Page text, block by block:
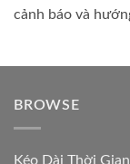
cảnh báo và
BROWSE
Kéo Dài Thời Gian